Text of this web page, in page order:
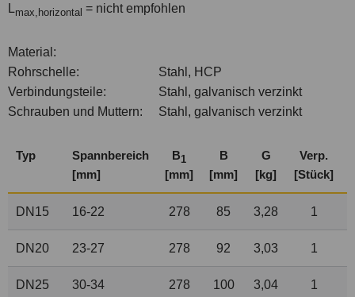
Lmax, horizontal = nicht empfohlen
Material:
Rohrschelle:
Stahl, HCP
Verbindungsteile:
Stahl, galvanisch verzinkt
Schrauben und Muttern:
Stahl, galvanisch verzinkt
Typ
Spannbereich
[mm]
B1
[mm]
B
[mm]
G
[kg]
Verp.
[Stück]
DN15 16-22 278 85 3,28 1
DN20 23-27 278 92 3,03 1
DN25 30-34 278 100 3,04 1